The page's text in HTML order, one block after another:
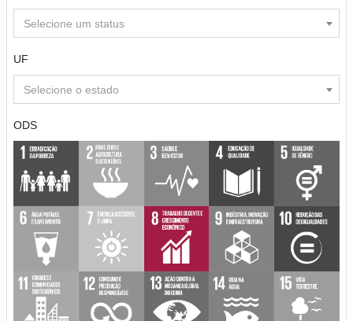
Selecione um status
UF
Selecione o estado
ODS